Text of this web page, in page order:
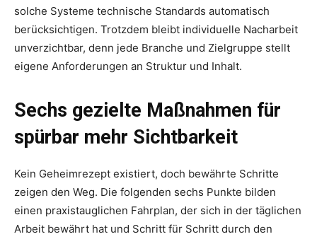
solche Systeme technische Standards automatisch
berücksichtigen. Trotzdem bleibt individuelle Nacharbeit
unverzichtbar, denn jede Branche und Zielgruppe stellt
eigene Anforderungen an Struktur und Inhalt.
Sechs gezielte Maßnahmen für
spürbar mehr Sichtbarkeit
Kein Geheimrezept existiert, doch bewährte Schritte
zeigen den Weg. Die folgenden sechs Punkte bilden
einen praxistauglichen Fahrplan, der sich in der täglichen
Arbeit bewährt hat und Schritt für Schritt durch den